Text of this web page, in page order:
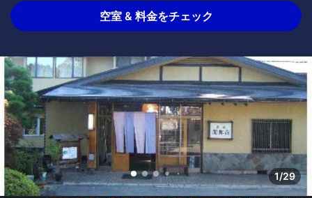
空室 & 料金をチェック
1/29